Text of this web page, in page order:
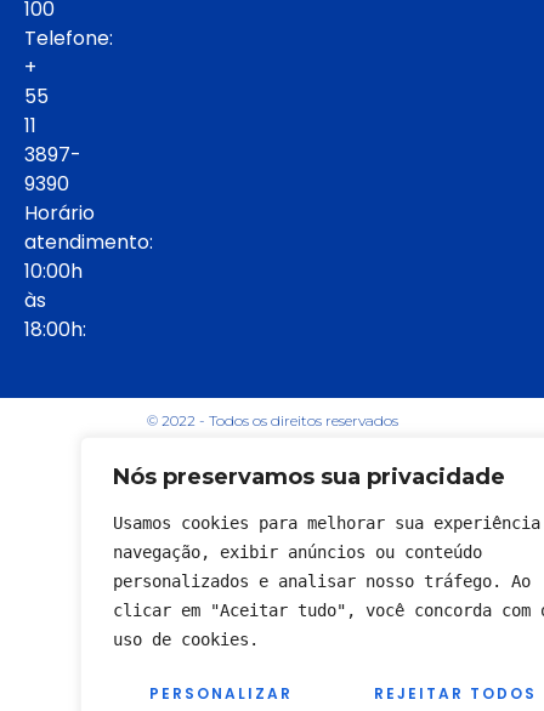
Nós preservamos sua privacidade
Usamos cookies para melhorar sua
navegação, exibir anúncios ou conteúdo
personalizados e analisar nosso tráfego. Ao
clicar em "Aceitar tudo", você concorda com
uso de cookies.
PERSONALIZAR REJEITAR TODOS
100
Telefone:
+
55
11
3897-
9390
Horário
atendimento:
10:00h
às
18:00h:
© 2022 - Todos os direitos reservados